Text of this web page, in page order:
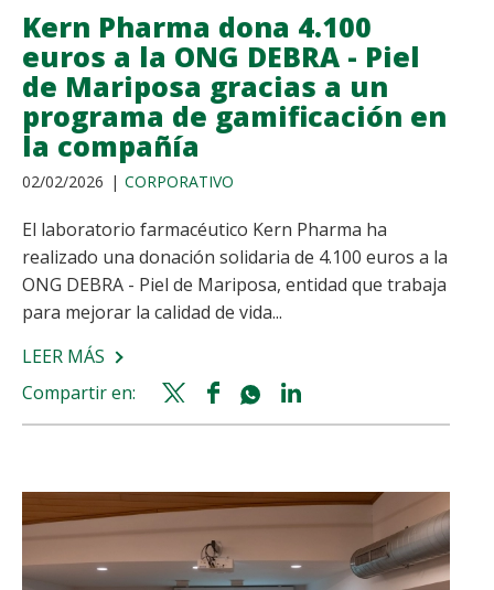
Kern Pharma dona 4.100
euros a la ONG DEBRA - Piel
de Mariposa gracias a un
programa de gamificación en
la compañía
02/02/2026 CORPORATIVO
El laboratorio farmacéutico Kern Pharma ha
realizado una donación solidaria de 4.100 euros a la
ONG DEBRA - Piel de Mariposa, entidad que trabaja
para mejorar la calidad de vida...
LEER MÁS SOBRE
KERN
EUROS
A
ONG
Compartir en:
Twitter
share
Facebook
share
Whatsapp
shareshare